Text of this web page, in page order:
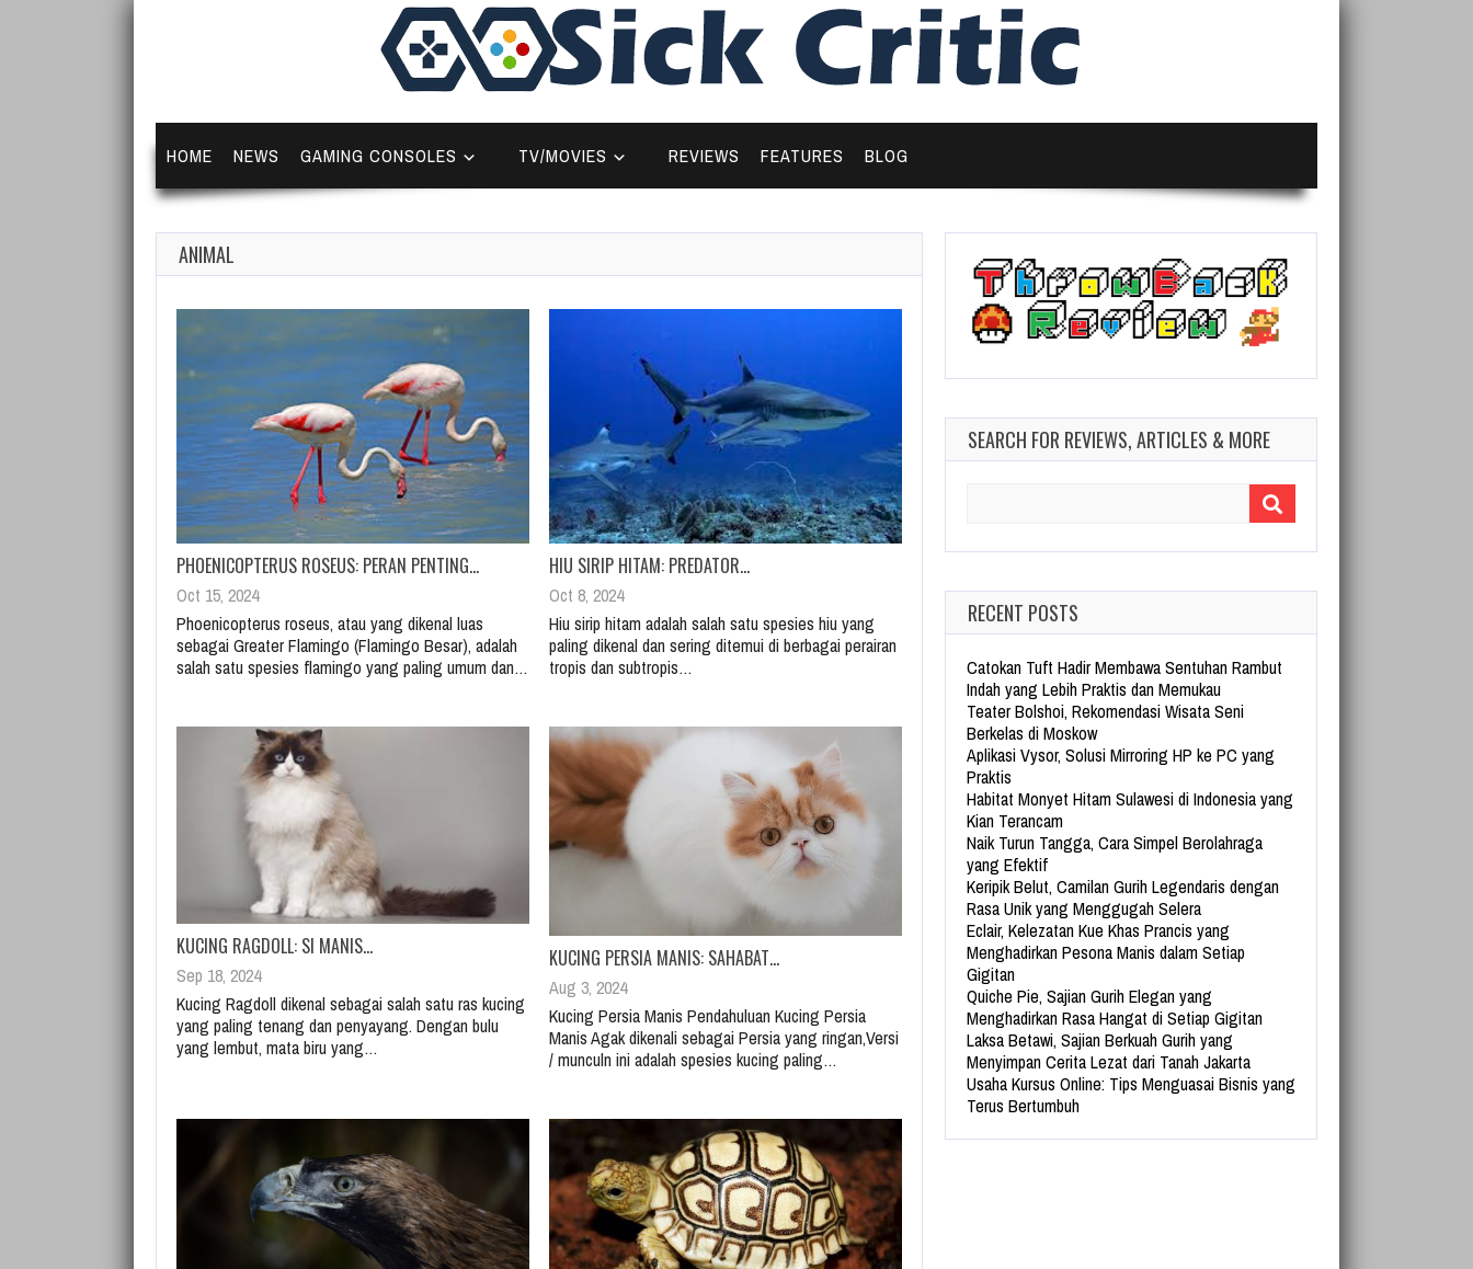
HOME NEWS GAMING CONSOLES TV/MOVIES REVIEWS FEATURES BLOG
ANIMAL
PHOENICOPTERUS ROSEUS: PERAN PENTING…
Oct 15, 2024
Phoenicopterus roseus, atau yang dikenal luas
sebagai Greater Flamingo (Flamingo Besar), adalah
salah satu spesies flamingo yang paling umum dan…
HIU SIRIP HITAM: PREDATOR…
Oct 8, 2024
Hiu sirip hitam adalah salah satu spesies hiu yang
paling dikenal dan sering ditemui di berbagai perairan
tropis dan subtropis…
KUCING RAGDOLL: SI MANIS…
Sep 18, 2024
Kucing Ragdoll dikenal sebagai salah satu ras kucing
yang paling tenang dan penyayang. Dengan bulu
yang lembut, mata biru yang…
KUCING PERSIA MANIS: SAHABAT…
Aug 3, 2024
Kucing Persia Manis Pendahuluan Kucing Persia
Manis Agak dikenali sebagai Persia yang ringan,Versi
/ munculn ini adalah spesies kucing paling…
SEARCH FOR REVIEWS, ARTICLES & MORE
RECENT POSTS
Catokan Tuft Hadir Membawa Sentuhan Rambut
Indah yang Lebih Praktis dan Memukau
Teater Bolshoi, Rekomendasi Wisata Seni
Berkelas di Moskow
Aplikasi Vysor, Solusi Mirroring HP ke PC yang
Praktis
Habitat Monyet Hitam Sulawesi di Indonesia yang
Kian Terancam
Naik Turun Tangga, Cara Simpel Berolahraga
yang Efektif
Keripik Belut, Camilan Gurih Legendaris dengan
Rasa Unik yang Menggugah Selera
Eclair, Kelezatan Kue Khas Prancis yang
Menghadirkan Pesona Manis dalam Setiap
Gigitan
Quiche Pie, Sajian Gurih Elegan yang
Menghadirkan Rasa Hangat di Setiap Gigitan
Laksa Betawi, Sajian Berkuah Gurih yang
Menyimpan Cerita Lezat dari Tanah Jakarta
Usaha Kursus Online: Tips Menguasai Bisnis yang
Terus Bertumbuh